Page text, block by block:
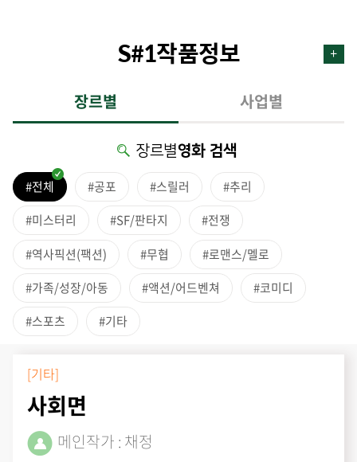
S#1작품정보
장르별 사업별
장르별영화 검색
#전체 #공포 #스릴러
#추리
#미스터리
#SF/판타지
#전쟁
#역사픽션(팩션)
#무협
#로맨스/멜로
#가족/성장/아동
#액션/어드벤쳐
#코미디
#스포츠
#기타
[기타]
사회면
메인작가 : 채정